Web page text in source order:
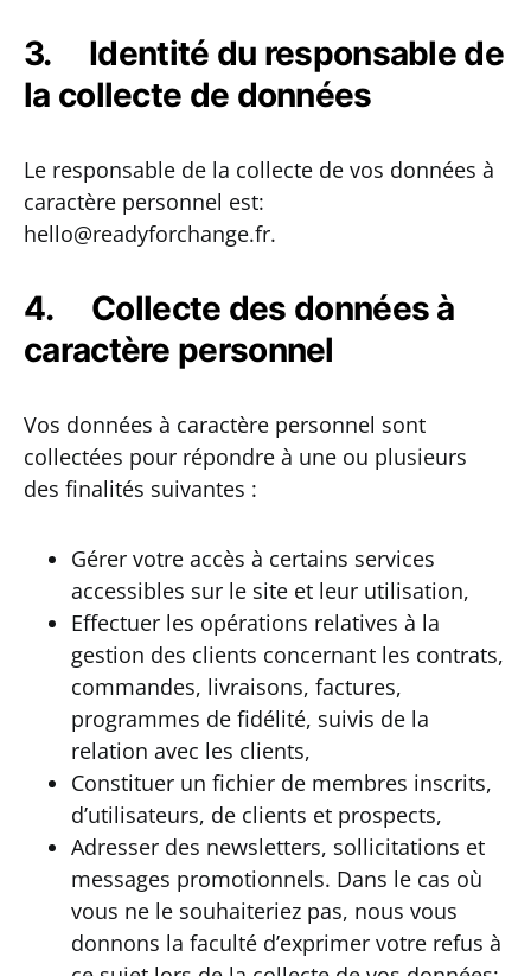
3. Identité du responsable de
la collecte de données
Le responsable de la collecte de vos données à
caractère personnel est:
hello@readyforchange.fr.
4. Collecte des données à
caractère personnel
Vos données à caractère personnel sont
collectées pour répondre à une ou plusieurs
des finalités suivantes :
Gérer votre accès à certains services
accessibles sur le site et leur utilisation,
Effectuer les opérations relatives à la
gestion des clients concernant les contrats,
commandes, livraisons, factures,
programmes de fidélité, suivis de la
relation avec les clients,
Constituer un fichier de membres inscrits,
d’utilisateurs, de clients et prospects,
Adresser des newsletters, sollicitations et
messages promotionnels. Dans le cas où
vous ne le souhaiteriez pas, nous vous
donnons la faculté d’exprimer votre refus à